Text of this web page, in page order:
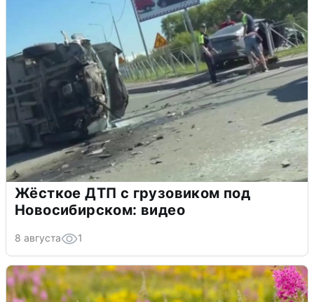
Жёсткое ДТП с грузовиком под
Новосибирском: видео
8 августа 1